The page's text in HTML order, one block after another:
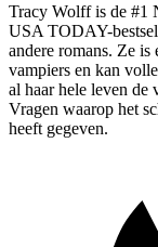
Tracy Wolff is de #1
USA TODAY-
andere romans. Ze
vampiers en kan
al haar hele leven de
Vragen waarop het
heeft gegeven.